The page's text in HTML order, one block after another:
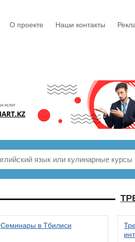
О проекте Наши контакты
Семинары в Тбилиси